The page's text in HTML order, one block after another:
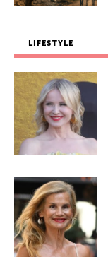
LIFESTYLE